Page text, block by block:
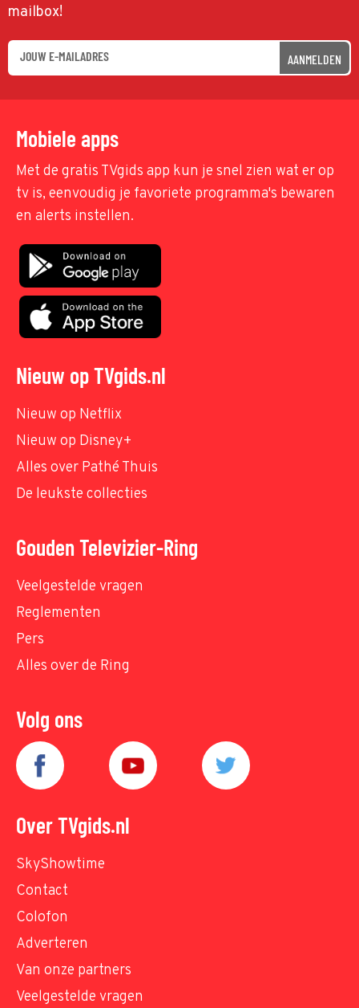
mailbox!
AANMELDEN
Mobiele apps
Met de gratis TVgids app kun je snel zien wat er op
tv is, eenvoudig je favoriete programma's bewaren
en alerts instellen.
Nieuw op TVgids.nl
Nieuw op Netflix
Nieuw op Disney+
Alles over Pathé Thuis
De leukste collecties
Gouden Televizier-Ring
Veelgestelde vragen
Reglementen
Pers
Alles over de Ring
Volg ons
Over TVgids.nl
SkyShowtime
Contact
Colofon
Adverteren
Van onze partners
Veelgestelde vragen